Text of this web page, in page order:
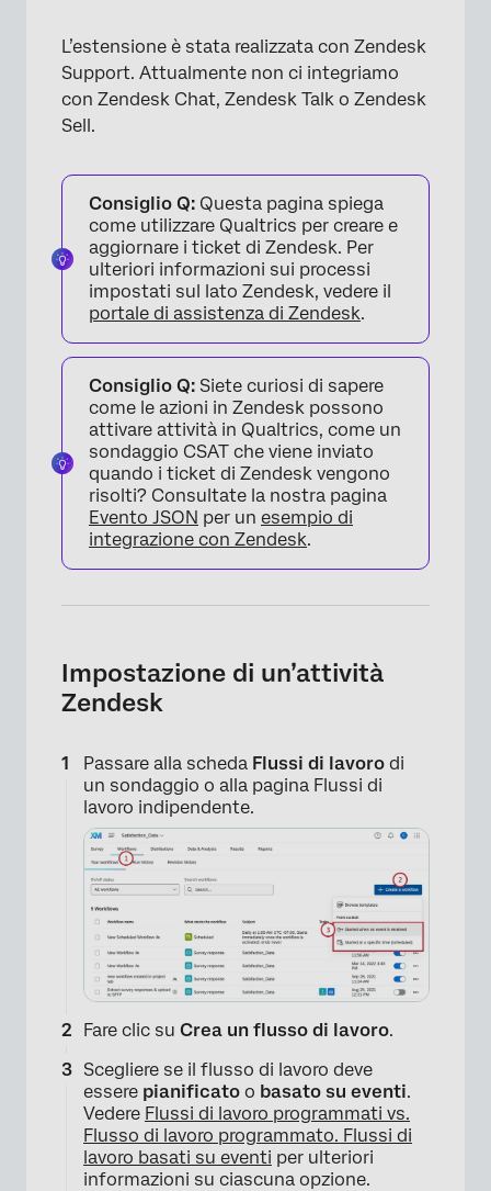
L’estensione è stata realizzata con Zendesk
Support. Attualmente non ci integriamo
con Zendesk Chat, Zendesk Talk o Zendesk
Sell.
Consiglio Q: Questa pagina spiega
come utilizzare Qualtrics per creare e
aggiornare i ticket di Zendesk. Per
ulteriori informazioni sui processi
impostati sul lato Zendesk, vedere il
portale di assistenza di Zendesk.
Consiglio Q: Siete curiosi di sapere
come le azioni in Zendesk possono
attivare attività in Qualtrics, come un
sondaggio CSAT che viene inviato
quando i ticket di Zendesk vengono
risolti? Consultate la nostra pagina
Evento JSON per un esempio di
integrazione con Zendesk.
Impostazione di un’attività
Zendesk
Passare alla scheda Flussi di lavoro di
un sondaggio o alla pagina Flussi di
lavoro indipendente.
Fare clic su Crea un flusso di lavoro.
Scegliere se il flusso di lavoro deve
essere pianificato o basato su eventi.
Vedere Flussi di lavoro programmati vs.
Flusso di lavoro programmato. Flussi di
lavoro basati su eventi per ulteriori
informazioni su ciascuna opzione.